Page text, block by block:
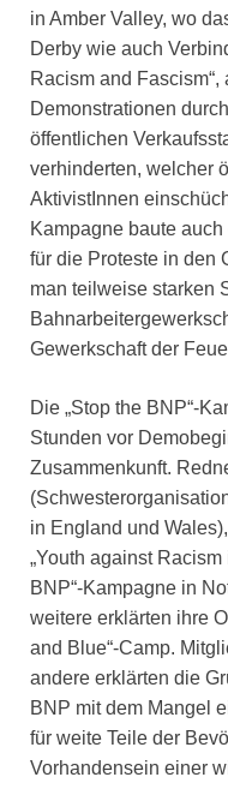
in Amber Valley, wo
Derby wie auch
Racism and
Demonstrationen
öffentlichen
verhinderten, welcher
AktivistInnen
Kampagne baute
für die Proteste in den
man teilweise starken
Gewerkschaft der
Die „Stop the BNP“-
Stunden vor
Zusammenkunft.
in England und
„Youth against Racism
BNP“-Kampagne in
weitere erklärten ihre
and Blue“-Camp.
andere erklärten die
BNP mit dem Mangel
für weite Teile der
Vorhandensein einer